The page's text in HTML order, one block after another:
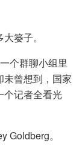
篓子。
个群聊小组里
曾想到，国家
个记者全看光
Goldberg。